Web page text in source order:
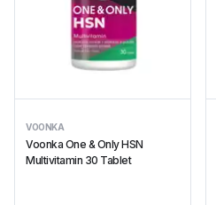
VOONKA
Voonka One & Only HSN
Multivitamin 30 Tablet